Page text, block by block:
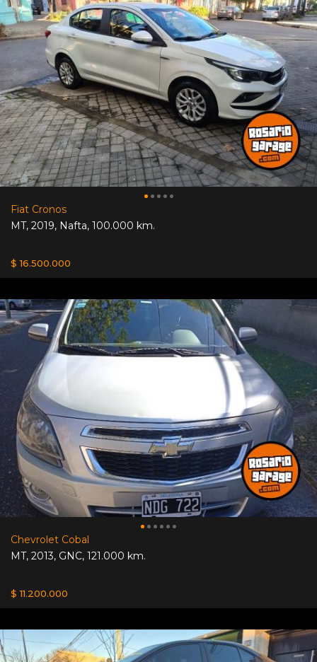
Fiat Cronos
MT, 2019, Nafta, 100.000 km.
$ 16.500.000
Chevrolet Cobal
MT, 2013, GNC, 121.000 km.
$ 11.200.000